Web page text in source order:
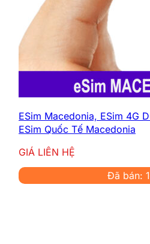
ESim Macedonia, ESim 4G
ESim Quốc Tế Macedonia
GIÁ LIÊN HỆ
Đã bán: